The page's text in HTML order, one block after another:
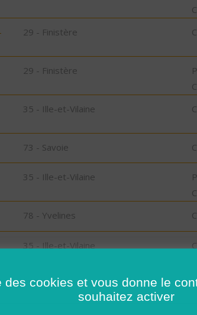
29 - Finistère
29 - Finistère
35 - Ille-et-Vilaine
73 - Savoie
35 - Ille-et-Vilaine
78 - Yvelines
35 - Ille-et-Vilaine
29 - Finistère
des cookies et vous donne le
souhaitez activer